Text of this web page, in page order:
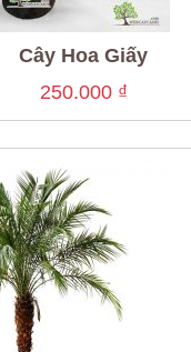
Cây Hoa Giấy
250.000 ₫